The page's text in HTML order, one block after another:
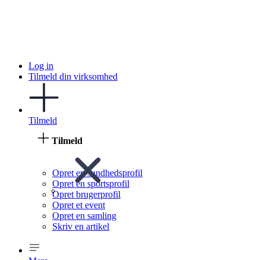
Log in
Tilmeld din virksomhed
Tilmeld
Tilmeld
Opret en sundhedsprofil
Opret en sportsprofil
Opret brugerprofil
Opret et event
Opret en samling
Skriv en artikel